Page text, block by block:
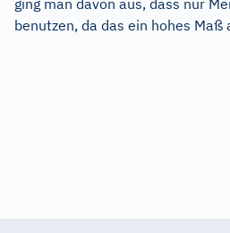
benutzen, da das ein hohes Maß